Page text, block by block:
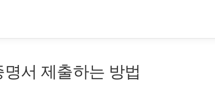
서 제출하는 방법